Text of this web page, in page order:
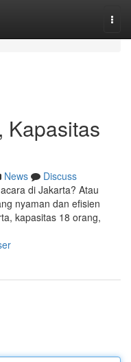
Kapasitas
News
Discuss
di Jakarta? Atau
nyaman dan efisien
kapasitas 18 orang,